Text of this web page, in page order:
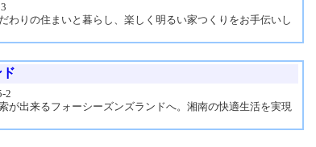
りの住まいと暮らし、楽しく明るい家つくりをお手伝いし
2
が出来るフォーシーズンズランドへ。湘南の快適生活を実現